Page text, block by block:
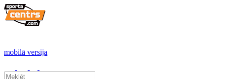
mobilā versija